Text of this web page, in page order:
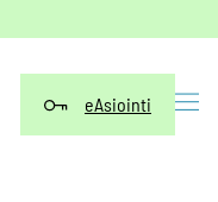
eAsiointi